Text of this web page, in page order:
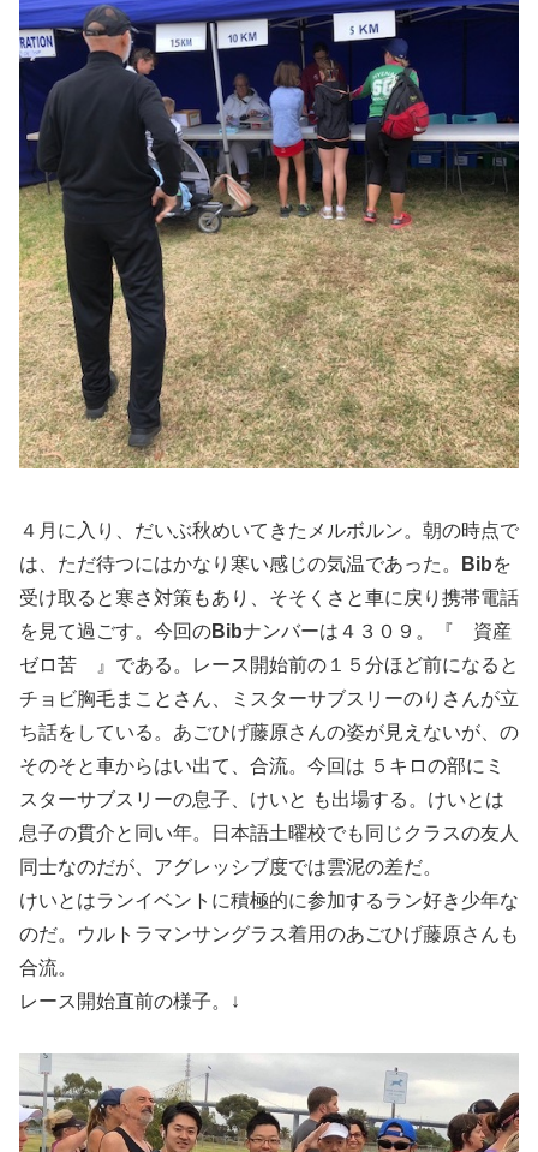
４月に入り、だいぶ秋めいてきたメルボルン。朝の時点で
は、ただ待つにはかなり寒い感じの気温であった。
Bibを
受け取ると寒さ対策もあり、そそくさと車に戻り携帯電話
を見て過ごす。今回のBibナンバーは４３０９。『 資産
ゼロ苦 』である。レース開始前の１５分ほど前になると
チョビ胸毛まことさん、ミスターサブスリーのりさんが立
ち話をしている。あごひげ藤原さんの姿が見えないが、の
そのそと車からはい出て、合流。今回は ５キロの部にミ
スターサブスリーの息子、けいと も出場する。けいとは
息子の貫介と同い年。日本語土曜校でも同じクラスの友人
同士なのだが、アグレッシブ度では雲泥の差だ。
けいとはランイベントに積極的に参加するラン好き少年な
のだ。ウルトラマンサングラス着用のあごひげ藤原さんも
合流。
レース開始直前の様子。↓